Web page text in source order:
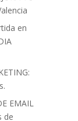
en
EMAIL
de